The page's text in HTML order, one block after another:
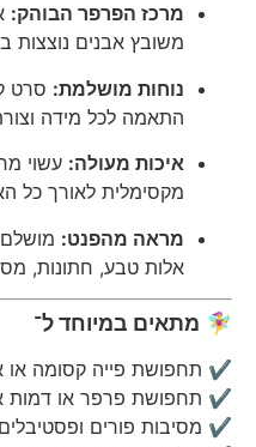
מרכז הפרפר הבוהק:
משובץ אבנים נוצצות
נוחות מושלמת: סרט
התאמה לכל מידה
איכות מעולה: עשוי
מקסימלית לאורך כל
מראה מהפנט:
אלות טבע, חתונות,
🧚‍♀️ מתאים במיוחד ל־
✔ תחפושת פייה קסומה או
✔ תחפושת פרפר או דמות
✔ מסיבות פורים ופסטיבלים